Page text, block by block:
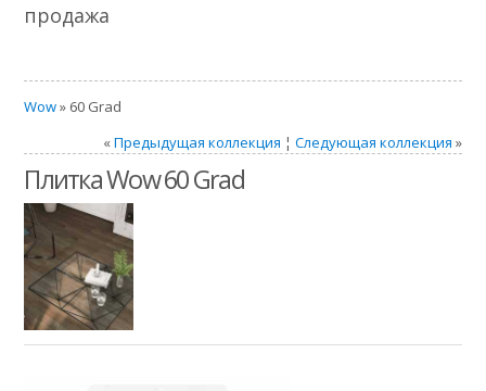
продажа
Wow» 60 Grad
«Предыдущая коллекция ¦ Следующая коллекция »
Плитка Wow 60 Grad